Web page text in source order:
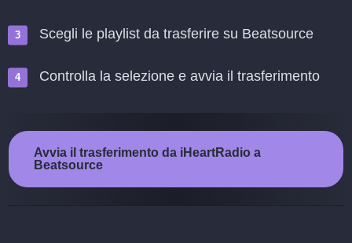
Scegli le playlist da trasferire su Beatsource
Controlla la selezione e avvia il trasferimento
Avvia il trasferimento da iHeartRadio a
Beatsource